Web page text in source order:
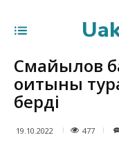
Смайылов
оқитыны
берді
19.10.2022 477